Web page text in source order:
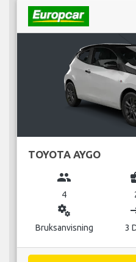
TOYOTA AYGO
group
4
miscellaneous_services
Bruksanvisning 3